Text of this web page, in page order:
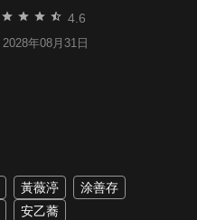
4.6
2028年08月31日
黃薇渟
涂善存
安乙蕎